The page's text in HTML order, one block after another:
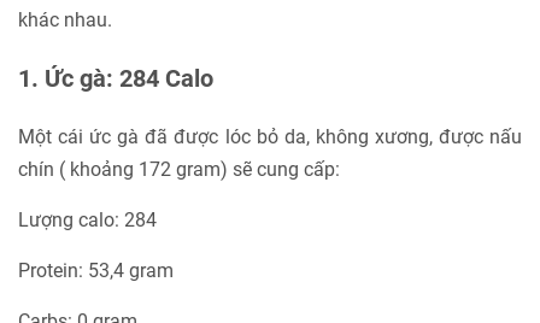
khác nhau.
1. Ức gà: 284 Calo
Một cái ức gà đã được lóc bỏ da, không xương, được nấu
chín ( khoảng 172 gram) sẽ cung cấp:
Lượng calo: 284
Protein: 53,4 gram